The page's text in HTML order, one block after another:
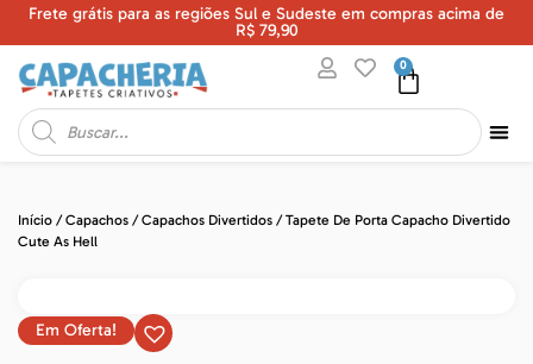
Frete grátis para as regiões Sul e Sudeste em compras acima de
R$ 79,90
0
Início /Capachos /Capachos Divertidos / Tapete De Porta Capacho Divertido
Cute As Hell
Em Oferta!